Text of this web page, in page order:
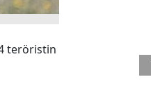
teröristin